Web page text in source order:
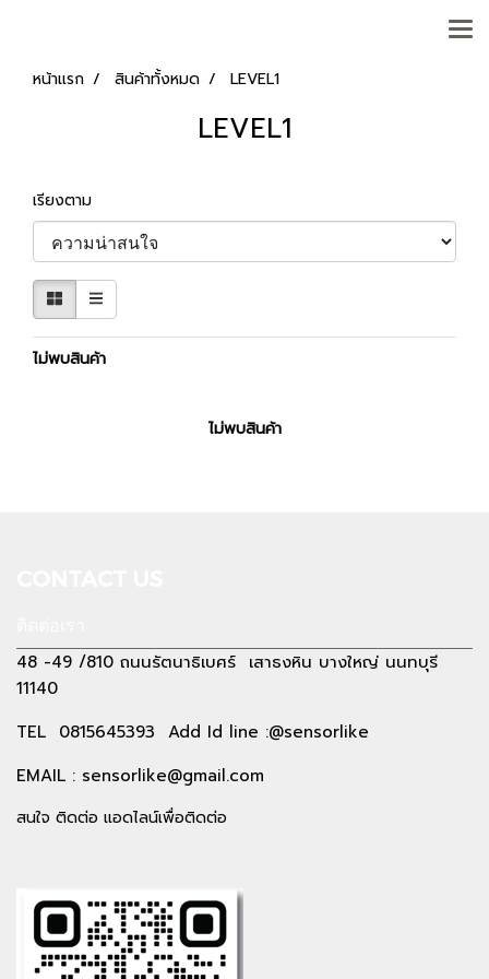
หน้าแรก สินค้าทั้งหมด LEVEL1
LEVEL1
เรียงตาม
ไม่พบสินค้า
ไม่พบสินค้า
48 -49 /810 ถนนรัตนาธิเบศร์ เสาธงหิน บางใหญ่ นนทบุรี
11140
TEL 0815645393 Add Id line :@sensorlike
EMAIL : sensorlike@gmail.com
สนใจ ติดต่อ แอดไลน์เพื่อติดต่อ